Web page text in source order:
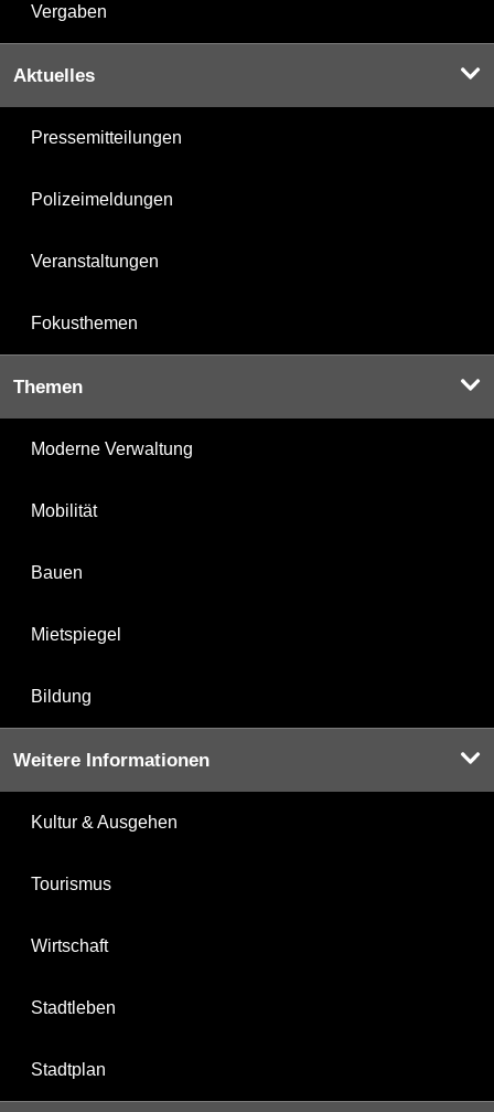
Vergaben
Aktuelles
Pressemitteilungen
Polizeimeldungen
Veranstaltungen
Fokusthemen
Themen
Moderne Verwaltung
Mobilität
Bauen
Mietspiegel
Bildung
Weitere Informationen
Kultur & Ausgehen
Tourismus
Wirtschaft
Stadtleben
Stadtplan